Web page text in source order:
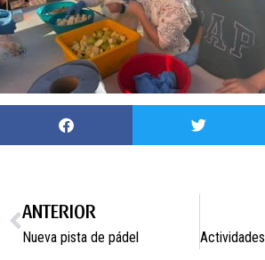
ANTERIOR
Nueva pista de pádel